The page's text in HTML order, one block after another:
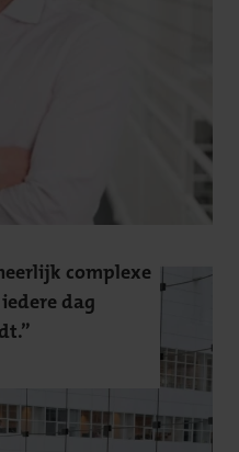
complexe
dag